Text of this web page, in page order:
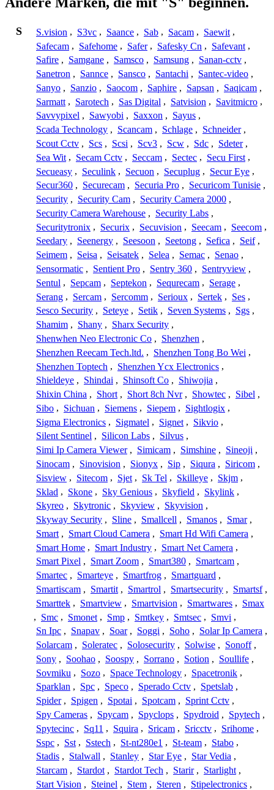
S S.vision , S3vc , Saance , Sab , Sacam , Saewit ,
Safecam , Safehome , Safer , Safesky Cn , Safevant ,
Safire , Samgane , Samsco , Samsung , Sanan-cctv ,
Sanetron , Sannce , Sansco , Santachi , Santec-video ,
Sanyo , Sanzio , Saocom , Saphire , Sapsan , Saqicam ,
Sarmatt , Sarotech , Sas Digital , Satvision , Savitmicro ,
Savvypixel , Sawyobi , Saxxon , Sayus ,
Scada Technology , Scancam , Schlage , Schneider ,
Scout Cctv , Scs , Scsi , Scv3 , Scw , Sdc , Sdeter ,
Sea Wit , Secam Cctv , Seccam , Sectec , Secu First ,
Secueasy , Seculink , Secuon , Secuplug , Secur Eye ,
Secur360 , Securecam , Securia Pro , Securicom Tunisie ,
Security , Security Cam , Security Camera 2000 ,
Security Camera Warehouse , Security Labs ,
Securitytronix , Securix , Secuvision , Seecam , Seecom ,
Seedary , Seenergy , Seesoon , Seetong , Sefica , Seif ,
Seimem , Seisa , Seisatek , Selea , Semac , Senao ,
Sensormatic , Sentient Pro , Sentry 360 , Sentryview ,
Sentul , Sepcam , Septekon , Sequrecam , Serage ,
Serang , Sercam , Sercomm , Serioux , Sertek , Ses ,
Sesco Security , Seteye , Setik , Seven Systems , Sgs ,
Shamim , Shany , Sharx Security ,
Shenwhen Neo Electronic Co , Shenzhen ,
Shenzhen Reecam Tech.ltd. , Shenzhen Tong Bo Wei ,
Shenzhen Toptech , Shenzhen Ycx Electronics ,
Shieldeye , Shindai , Shinsoft Co , Shiwojia ,
Shixin China , Short , Short 8ch Nvr , Showtec , Sibel ,
Sibo , Sichuan , Siemens , Siepem , Sightlogix ,
Sigma Electronics , Sigmatel , Signet , Sikvio ,
Silent Sentinel , Silicon Labs , Silvus ,
Simi Ip Camera Viewer , Simicam , Simshine , Sineoji ,
Sinocam , Sinovision , Sionyx , Sip , Siqura , Siricom ,
Sisview , Sitecom , Sjet , Sk Tel , Skilleye , Skjm ,
Sklad , Skone , Sky Genious , Skyfield , Skylink ,
Skyreo , Skytronic , Skyview , Skyvision ,
Skyway Security , Sline , Smallcell , Smanos , Smar ,
Smart , Smart Cloud Camera , Smart Hd Wifi Camera ,
Smart Home , Smart Industry , Smart Net Camera ,
Smart Pixel , Smart Zoom , Smart380 , Smartcam ,
Smartec , Smarteye , Smartfrog , Smartguard ,
Smartiscam , Smartit , Smartrol , Smartsecurity , Smartsf ,
Smarttek , Smartview , Smartvision , Smartwares , Smax
, Smc , Smonet , Smp , Smtkey , Smtsec , Smvi ,
Sn Ipc , Snapav , Soar , Soggi , Soho , Solar Ip Camera ,
Solarcam , Soleratec , Solosecurity , Solwise , Sonoff ,
Sony , Soohao , Soospy , Sorrano , Sotion , Soullife ,
Sovmiku , Sozo , Space Technology , Spacetronik ,
Sparklan , Spc , Speco , Sperado Cctv , Spetslab ,
Spider , Spigen , Spotai , Spotcam , Sprint Cctv ,
Spy Cameras , Spycam , Spyclops , Spydroid , Spytech ,
Spytecinc , Sq11 , Squira , Sricam , Sricctv , Srihome ,
Sspc , Sst , Sstech , St-nt280e1 , St-team , Stabo ,
Stadis , Stalwall , Stanley , Star Eye , Star Vedia ,
Starcam , Stardot , Stardot Tech , Starir , Starlight ,
Start Vision , Steinel , Stem , Steren , Stipelectronics ,